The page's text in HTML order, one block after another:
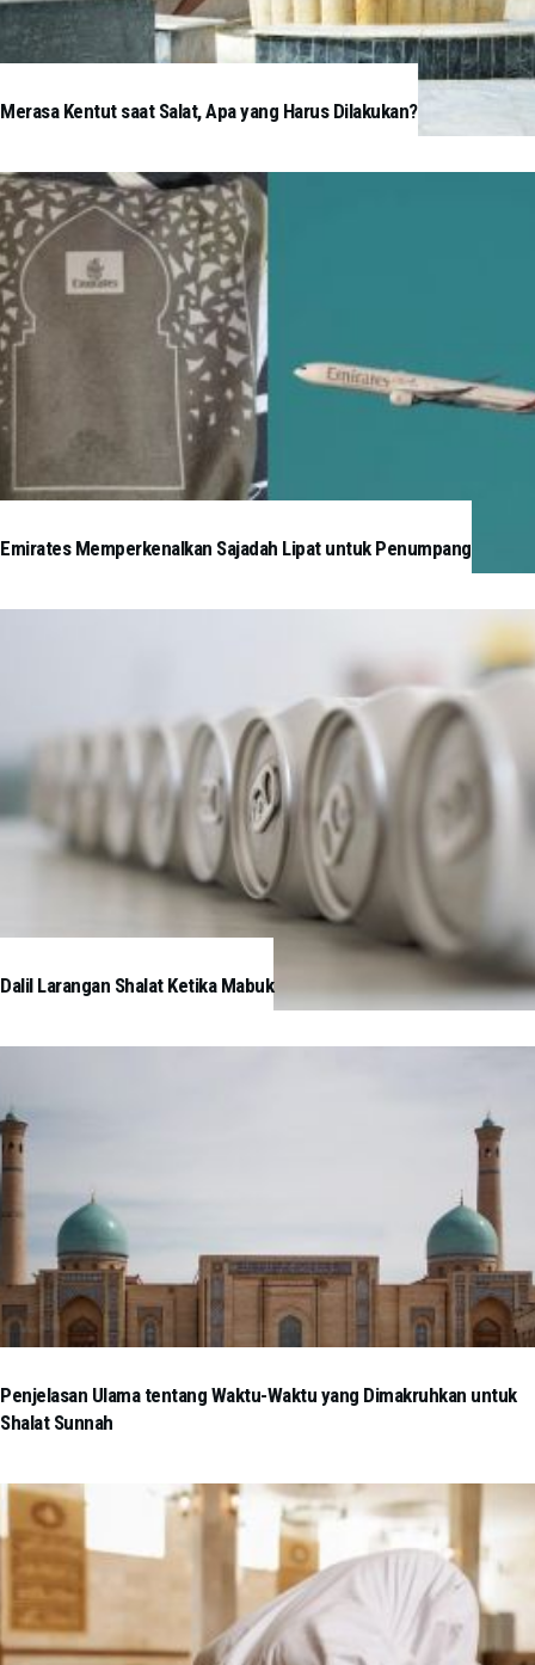
Merasa Kentut saat Salat, Apa yang Harus Dilakukan?
Emirates Memperkenalkan Sajadah Lipat untuk Penumpang
Dalil Larangan Shalat Ketika Mabuk
Penjelasan Ulama tentang Waktu-Waktu yang Dimakruhkan untuk
Shalat Sunnah